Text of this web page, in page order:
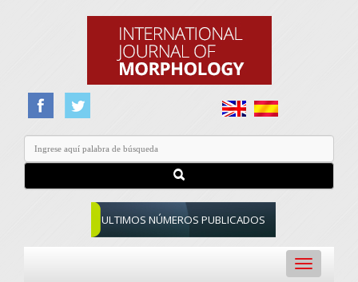
ULTIMOS NÚMEROS PUBLICADOS
Toggle
navigation